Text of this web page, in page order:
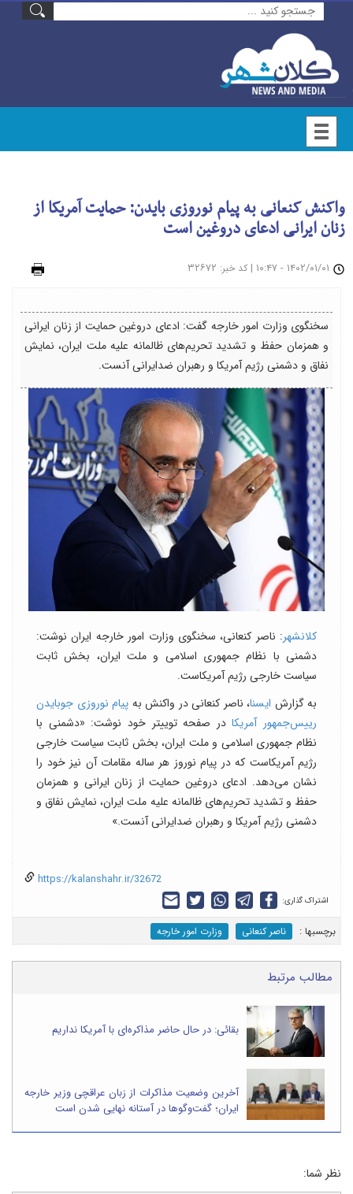
واکنش کنعانی به پیام نوروزی بایدن: حمایت آمریکا از
زنان ایرانی ادعای دروغین است
| کد خبر: ۳۲۶۷۲
سخنگوی وزارت امور خارجه گفت: ادعای دروغین حمایت از زنان ایرانی
و همزمان حفظ و تشدید تحریم‌های ظالمانه علیه ملت ایران، نمایش
نفاق و دشمنی رژیم آمریکا و رهبران ضدایرانی آنست.
کلانشهر: ناصر کنعانی، سخنگوی وزارت امور خارجه ایران نوشت:
دشمنی با نظام جمهوری اسلامی و ملت ایران، بخش ثابت
سیاست خارجی رژیم آمریکاست.
به گزارش ایسنا، ناصر کنعانی در واکنش به پیام نوروزی جوبایدن
رییس‌جمهور آمریکادر صفحه توییتر خود نوشت: «دشمنی با
نظام جمهوری اسلامی و ملت ایران، بخش ثابت سیاست خارجی
رژیم آمریکاست که در پیام نوروز هر ساله مقامات آن نیز خود را
نشان می‌دهد. ادعای دروغین حمایت از زنان ایرانی و همزمان
حفظ و تشدید تحریم‌های ظالمانه علیه ملت ایران، نمایش نفاق و
دشمنی رژیم آمریکا و رهبران ضدایرانی آنست.»
https://kalanshahr.ir/32672
اشتراک گذاری:
برچسب‎ها : ناصر کنعانی وزارت امور خارجه
مطالب مرتبط
بقائی: در حال حاضر مذاکره‌ای با آمریکا نداریم
آخرین وضعیت مذاکرات از زبان عراقچی وزیر خارجه
ایران؛ گفت‌وگوها در آستانه نهایی شدن است
نظر شما: